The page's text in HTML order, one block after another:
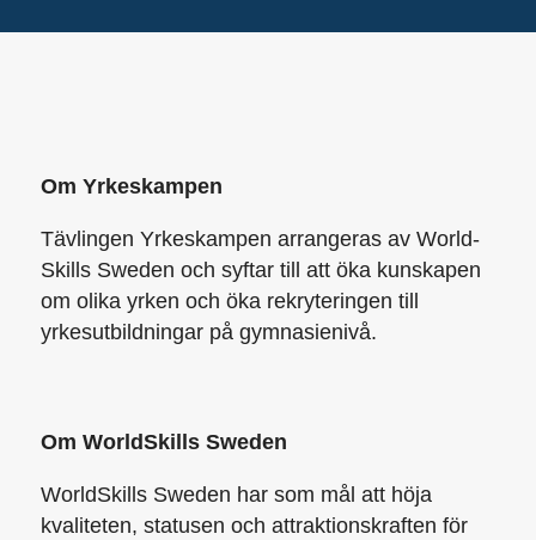
Om Yrkeskampen
Tävlingen Yrkeskampen arrangeras av World­
Skills Sweden och syftar till att öka kunskapen
om olika yrken och öka rekryteringen till
yrkesutbildningar på gymnasienivå.
Om WorldSkills Sweden
WorldSkills Sweden har som mål att höja
kvaliteten, statusen och attraktionskraften för